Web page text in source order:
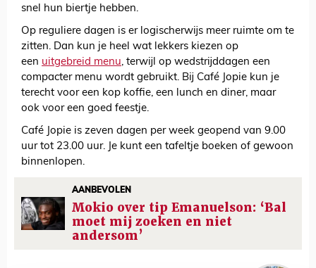
snel hun biertje hebben.
Op reguliere dagen is er logischerwijs meer ruimte om te
zitten. Dan kun je heel wat lekkers kiezen op
een uitgebreid menu, terwijl op wedstrijddagen een
compacter menu wordt gebruikt. Bij Café Jopie kun je
terecht voor een kop koffie, een lunch en diner, maar
ook voor een goed feestje.
Café Jopie is zeven dagen per week geopend van 9.00
uur tot 23.00 uur. Je kunt een tafeltje boeken of gewoon
binnenlopen.
AANBEVOLEN
Mokio over tip Emanuelson: ‘Bal
moet mij zoeken en niet
andersom’